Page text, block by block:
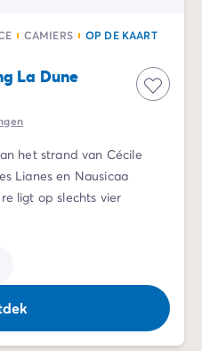
CAMIERS
OP DE KAART
La Dune
het strand van Cécile
Lianes en Nausicaa
ligt op slechts vier